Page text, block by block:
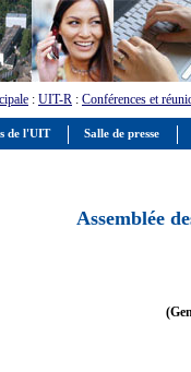
: UIT-R : Conférences et
Assemblée
de l'UIT Salle de presse